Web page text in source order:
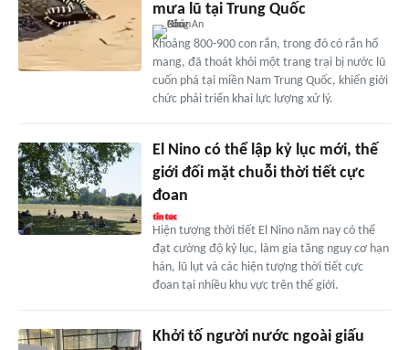
mưa lũ tại Trung Quốc
Khoảng 800-900 con rắn, trong đó có rắn hổ
mang, đã thoát khỏi một trang trại bị nước lũ
cuốn phá tại miền Nam Trung Quốc, khiến giới
chức phải triển khai lực lượng xử lý.
El Nino có thể lập kỷ lục mới, thế
giới đối mặt chuỗi thời tiết cực
đoan
Hiện tượng thời tiết El Nino năm nay có thể
đạt cường độ kỷ lục, làm gia tăng nguy cơ hạn
hán, lũ lụt và các hiện tượng thời tiết cực
đoan tại nhiều khu vực trên thế giới.
Khởi tố người nước ngoài giấu